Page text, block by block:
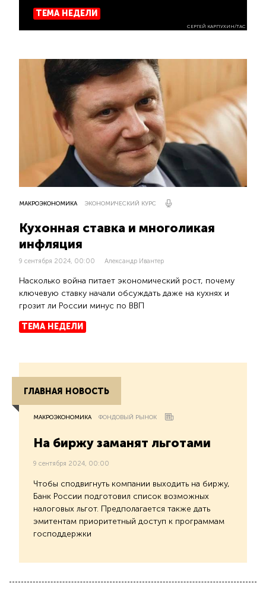
ТЕМА НЕДЕЛИ
СЕРГЕЙ КАРПУХИН/ТАС
МАКРОЭКОНОМИКА ЭКОНОМИЧЕСКИЙ КУРС
Кухонная ставка и многоликая
инфляция
9 сентября 2024, 00:00 Александр Ивантер
Насколько война питает экономический рост, почему
ключевую ставку начали обсуждать даже на кухнях и
грозит ли России минус по ВВП
ТЕМА НЕДЕЛИ
ГЛАВНАЯ НОВОСТЬ
МАКРОЭКОНОМИКА ФОНДОВЫЙ РЫНОК
На биржу заманят льготами
9 сентября 2024, 00:00
Чтобы сподвигнуть компании выходить на биржу,
Банк России подготовил список возможных
налоговых льгот. Предполагается также дать
эмитентам приоритетный доступ к программам
господдержки